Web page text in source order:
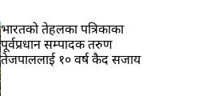
भारतकाे तेहलका पत्रिकाका
पूर्वप्रधान सम्पादक तरुण
तेजपाललाई १० वर्ष कैद सजाय